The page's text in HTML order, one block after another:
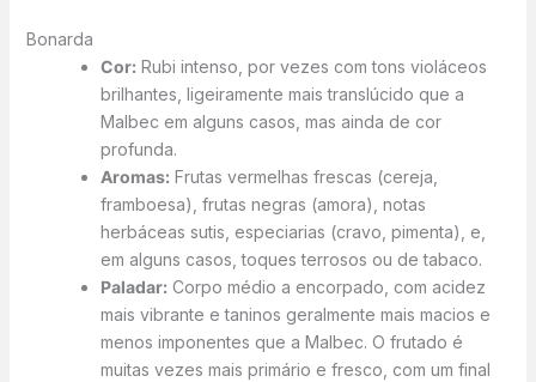
Bonarda
Cor:Rubi intenso, por vezes com tons violáceos
brilhantes, ligeiramente mais translúcido que a
Malbec em alguns casos, mas ainda de cor
profunda.
Aromas:Frutas vermelhas frescas (cereja,
framboesa), frutas negras (amora), notas
herbáceas sutis, especiarias (cravo, pimenta), e,
em alguns casos, toques terrosos ou de tabaco.
Paladar:Corpo médio a encorpado, com acidez
mais vibrante e taninos geralmente mais macios e
menos imponentes que a Malbec. O frutado é
muitas vezes mais primário e fresco, com um final